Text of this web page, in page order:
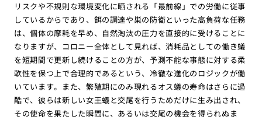
リスクや不規則な環境変化に晒される「最前線」での労働に従事
しているからであり、餌の調達や巣の防衛といった高負荷な任務
は、個体の摩耗を早め、自然淘汰の圧力を直接的に受けることに
なりますが、コロニー全体として見れば、消耗品としての働き蟻
を短期間で更新し続けることの方が、予測不能な事態に対する柔
軟性を保つ上で合理的であるという、冷徹な進化のロジックが働
いています。また、繁殖期にのみ現れるオス蟻の寿命はさらに過
酷で、彼らは新しい女王蟻と交尾を行うためだけに生み出され、
その使命を果たした瞬間に、あるいは交尾の機会を得られぬま